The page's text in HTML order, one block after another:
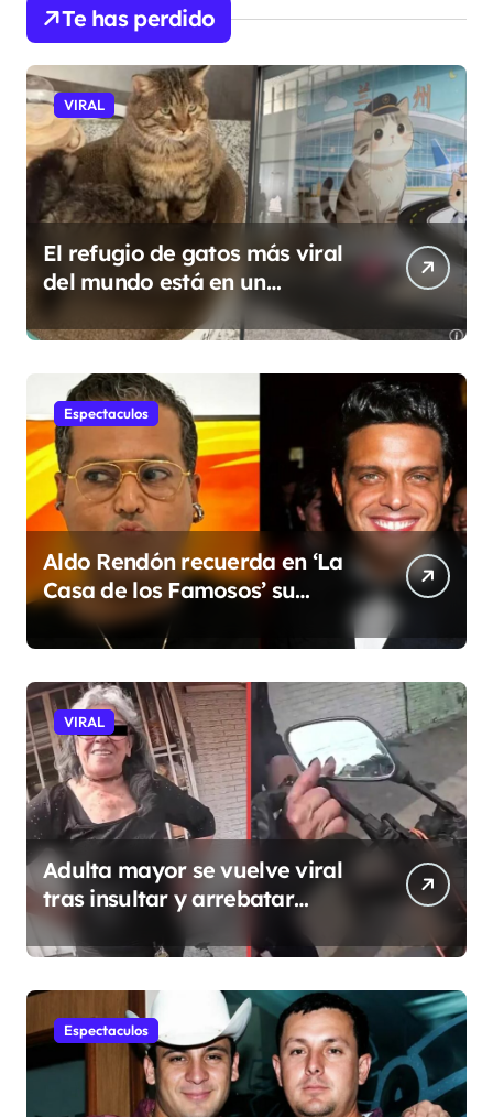
Te has perdido
VIRAL
El refugio de gatos más viral
del mundo está en un
aeropuerto internacional y
tiene a tres felinos
patrullando las puertas de
embarque
Espectaculos
Aldo Rendón recuerda en ‘La
Casa de los Famosos’ su
encuentro con Luis Miguel
VIRAL
Adulta mayor se vuelve viral
tras insultar y arrebatar
celular a repartidor
Espectaculos